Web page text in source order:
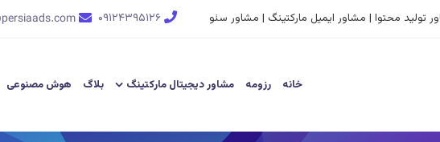
محتوا | مشاور ایمیل مارکتینگ | مشاور سئو
خانه رزومه مشاور دیجیتال مارکتینگ بلاگ هوش مصنوعی